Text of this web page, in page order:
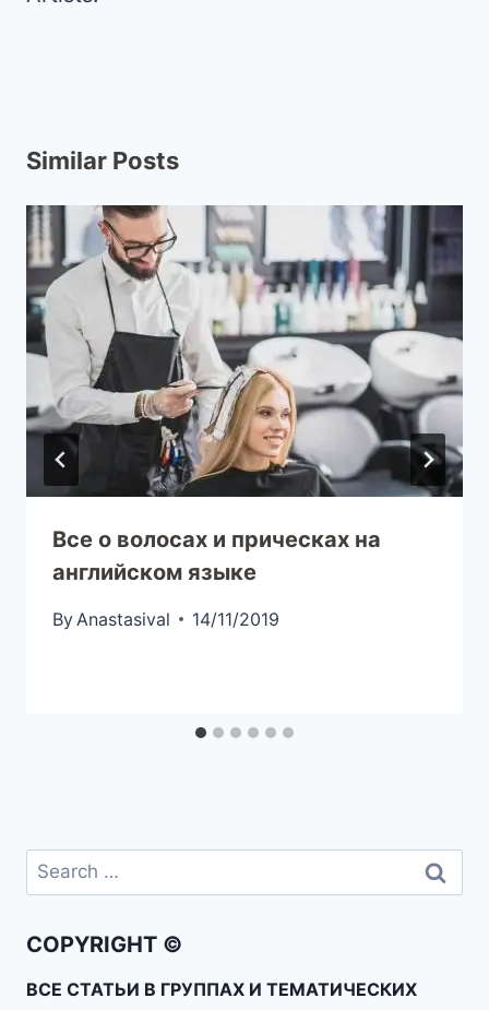
Similar Posts
Все о волосах и прическах на
английском языке
By Anastasival 14/11/2019
COPYRIGHT ©
ВСЕ СТАТЬИ В ГРУППАХ И ТЕМАТИЧЕСКИХ